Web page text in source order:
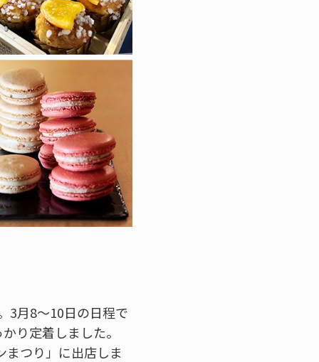
3月8～10日の日程で
り定着しました。
まつり」に出店しま